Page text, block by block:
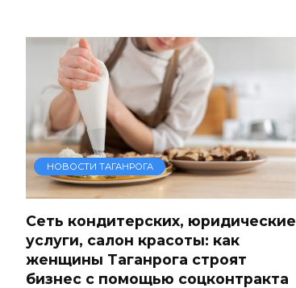
НОВОСТИ ТАГАНРОГА
Сеть кондитерских, юридические
услуги, салон красоты: как
женщины Таганрога строят
бизнес с помощью соцконтракта